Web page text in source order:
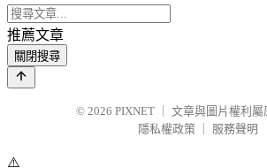
推薦文章
關閉搜尋
© 2026 PIXNET
文章與圖片權利屬
隱私權政策
服務聲明
⚠️